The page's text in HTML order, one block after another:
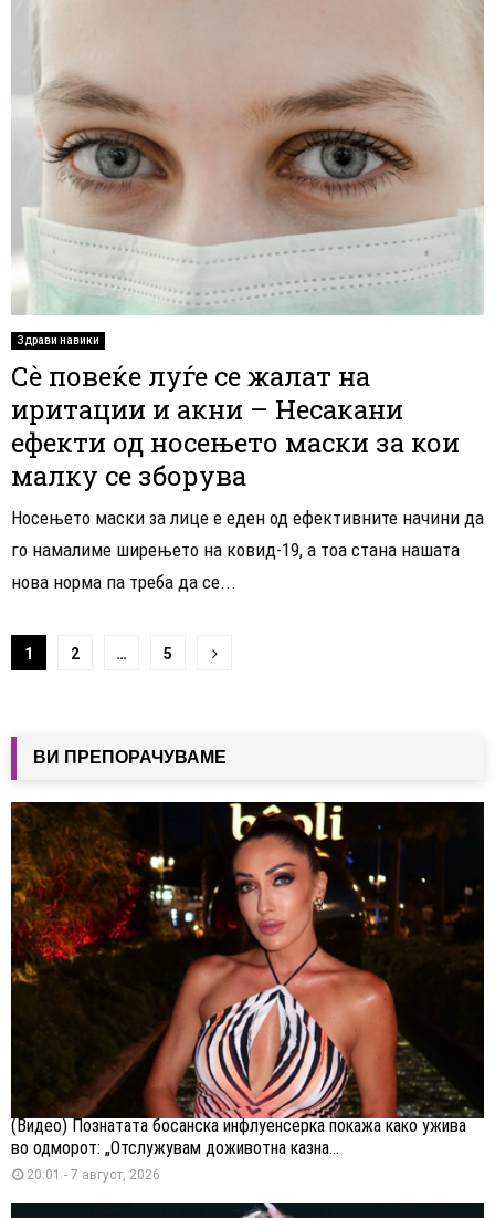
Здрави навики
Сѐ повеќе луѓе се жалат на
иритации и акни – Несакани
ефекти од носењето маски за кои
малку се зборува
Носењето маски за лице е еден од ефективните начини да
го намалиме ширењето на ковид-19, а тоа стана нашата
нова норма па треба да се...
Навигација
написи
1 2 … 5
ВИ ПРЕПОРАЧУВАМЕ
(Видео) Познатата босанска инфлуенсерка покажа како ужива
во одморот: „Отслужувам доживотна казна...
20:01 - 7 август, 2026